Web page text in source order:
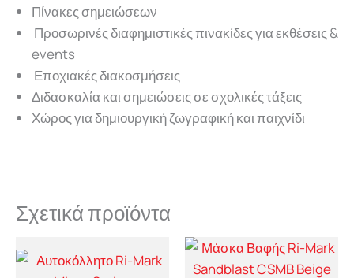
Πίνακες σημειώσεων
Προσωρινές διαφημιστικές πινακίδες για εκθέσεις &
events
Εποχιακές διακοσμήσεις
Διδασκαλία και σημειώσεις σε σχολικές τάξεις
Χώρος για δημιουργική ζωγραφική και παιχνίδι
Σχετικά προϊόντα